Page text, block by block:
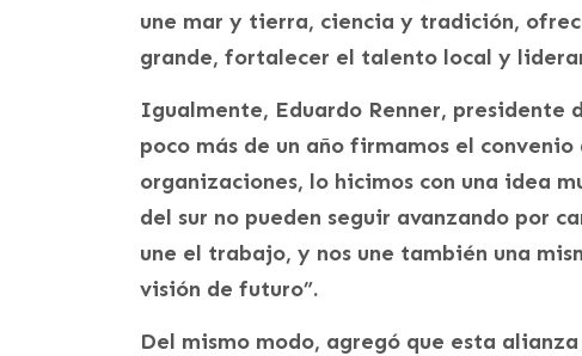
une mar y tierra, ciencia y tradición,
grande, fortalecer el talento local y
Igualmente, Eduardo Renner, presidente
poco más de un año firmamos el
organizaciones, lo hicimos con una idea
del sur no pueden seguir avanzando por
une el trabajo, y nos une también una
visión de futuro”.
Del mismo modo, agregó que esta